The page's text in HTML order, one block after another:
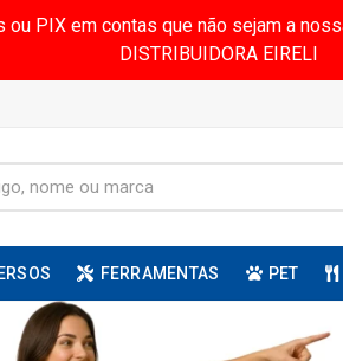
PIX em contas que não sejam a
DISTRIBUIDORA EIRELI
FERRAMENTAS PET